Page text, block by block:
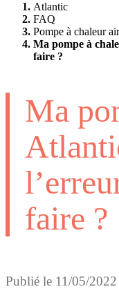
Atlantic
FAQ
Pompe à chaleur
Ma pompe à
faire ?
Ma
faire ?
Publié le 11/05/2022